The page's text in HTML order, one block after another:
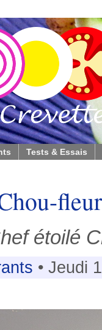
Tests & Essais
étoilé
• Jeudi